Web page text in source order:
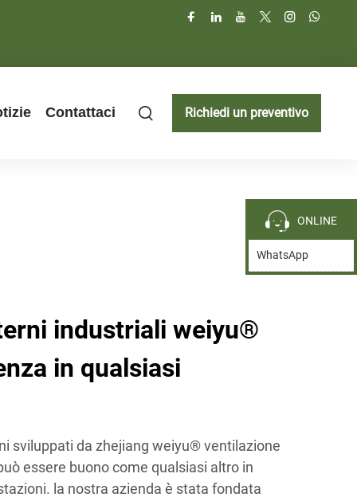
Contattaci Richiedi un preventivo
industriali weiyu®
in qualsiasi
sviluppati da zhejiang weiyu® ventilazione
essere buono come qualsiasi altro in
la nostra azienda è stata fondata
ONLINE
WhatsApp